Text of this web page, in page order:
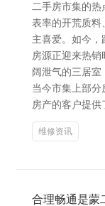
二手房市集的
表率的开荒质料
主喜爱。如今
房源正迎来热
阔泄气的三居室
当今市集上部
房产的客户提
维修资讯
合理畅通是蒙